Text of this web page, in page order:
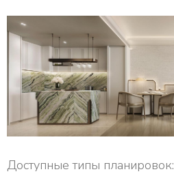
Доступные типы планировок: